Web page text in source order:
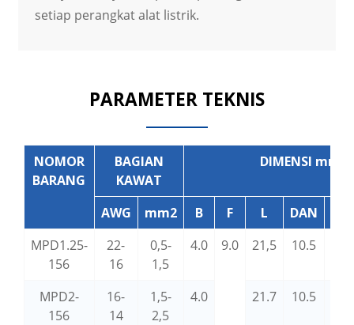
setiap perangkat alat listrik.
PARAMETER TEKNIS
NOMOR
BARANG
BAGIAN
KAWAT
DIMENSI mm
AWG mm2 B F L DAN
MPD1.25-
156
22-
16
0,5-
1,5
4.0 9.0 21,5 10.5
MPD2-
156
16-
14
1,5-
2,5
4.0 21.7 10.5